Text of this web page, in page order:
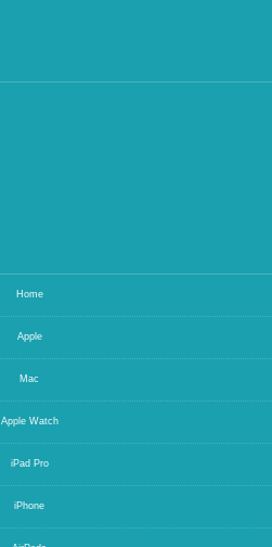
Home
Apple
Mac
Apple Watch
iPad Pro
iPhone